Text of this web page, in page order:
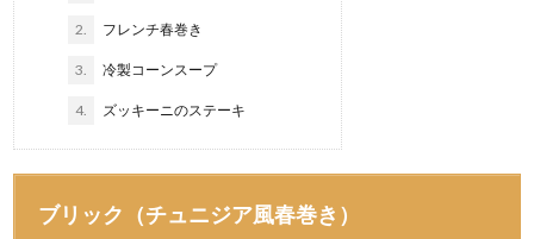
2. フレンチ春巻き
3. 冷製コーンスープ
4. ズッキーニのステーキ
ブリック（チュニジア風春巻き）